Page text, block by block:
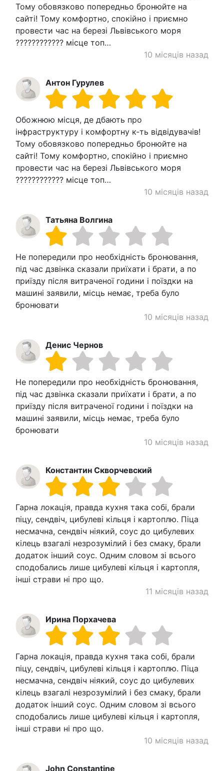
Тому обовязково попередньо бронюйте на
сайті! Тому комфортно, спокійно і приємно
провести час на березі Львівського моря
???????????? місце топ…
10 місяців назад
Антон Гурулев
Обожнюю місця, де дбають про
інфраструктуру і комфортну к-ть відвідувачів!
Тому обовязково попередньо бронюйте на
сайті! Тому комфортно, спокійно і приємно
провести час на березі Львівського моря
???????????? місце топ…
10 місяців назад
Татьяна Волгина
Не попередили про необхідність бронювання,
під час дзвінка сказали приїхати і брати, а по
приїзду після витраченої години і поїздки на
машині заявили, місць немає, треба було
бронювати
10 місяців назад
Денис Чернов
Не попередили про необхідність бронювання,
під час дзвінка сказали приїхати і брати, а по
приїзду після витраченої години і поїздки на
машині заявили, місць немає, треба було
бронювати
10 місяців назад
Константин Скворчевский
Гарна локація, правда кухня така собі, брали
піцу, сендвіч, цибулеві кільця і картоплю. Піца
несмачна, сендвіч ніякий, соус до цибулевих
кілець взагалі незрозумілий і без смаку, брали
додаток інший соус. Одним словом зі всього
сподобались лише цибулеві кільця і картопля,
інші страви ні про що.
11 місяців назад
Ирина Порхачева
Гарна локація, правда кухня така собі, брали
піцу, сендвіч, цибулеві кільця і картоплю. Піца
несмачна, сендвіч ніякий, соус до цибулевих
кілець взагалі незрозумілий і без смаку, брали
додаток інший соус. Одним словом зі всього
сподобались лише цибулеві кільця і картопля,
інші страви ні про що.
10 місяців назад
John Constantine